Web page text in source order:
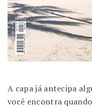
A capa já antecipa
você encontra